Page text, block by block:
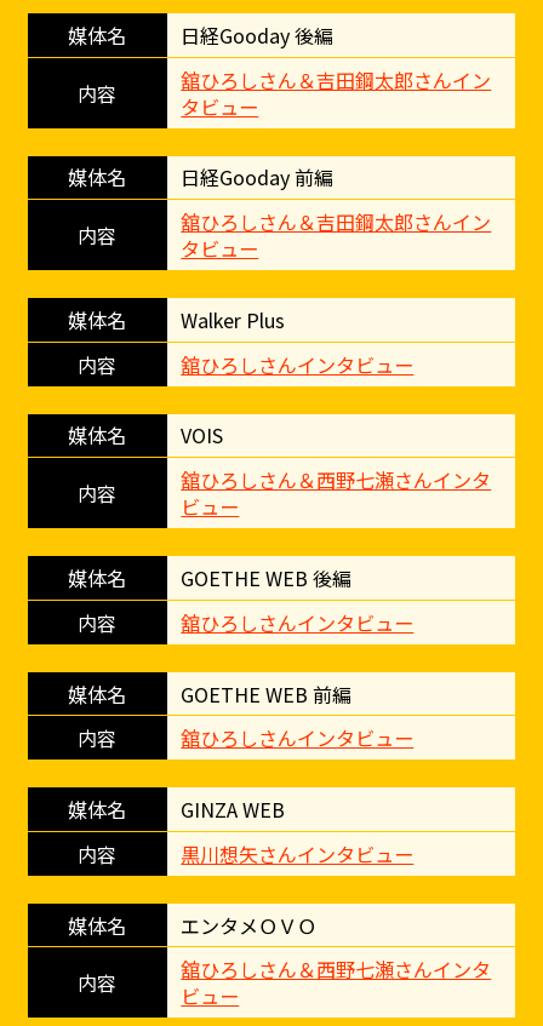
日経Gooday 後編
舘ひろしさん＆吉田鋼太郎さんイン
タビュー
日経Gooday 前編
舘ひろしさん＆吉田鋼太郎さんイン
タビュー
Walker Plus
舘ひろしさんインタビュー
VOIS
舘ひろしさん＆西野七瀬さんインタ
ビュー
GOETHE WEB 後編
舘ひろしさんインタビュー
GOETHE WEB 前編
舘ひろしさんインタビュー
GINZA WEB
黒川想矢さんインタビュー
エンタメＯＶＯ
舘ひろしさん＆西野七瀬さんインタ
ビュー